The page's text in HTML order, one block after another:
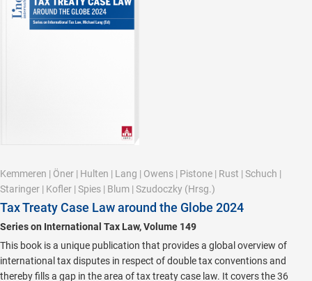
Kemmeren | Öner | Hulten | Lang | Owens | Pistone | Rust | Schuch |
Staringer | Kofler | Spies | Blum | Szudoczky (Hrsg.)
Tax Treaty Case Law around the Globe 2024
Series on International Tax Law, Volume 149
This book is a unique publication that provides a global overview of
international tax disputes in respect of double tax conventions and
thereby fills a gap in the area of tax treaty case law. It covers the 36